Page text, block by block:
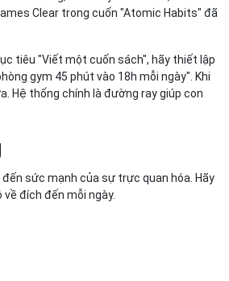
Clear trong cuốn "Atomic Habits" đã
tiêu "Viết một cuốn sách", hãy thiết lập
gym 45 phút vào 18h mỗi ngày". Khi
Hệ thống chính là đường ray giúp con
sức mạnh của sự trực quan hóa. Hãy
đích đến mỗi ngày.